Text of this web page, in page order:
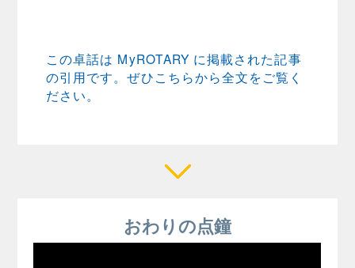
この卓話は MyROTARY に掲載された記事
の引用です。ぜひこちらから全文をご覧く
ださい。
おわりの点鐘